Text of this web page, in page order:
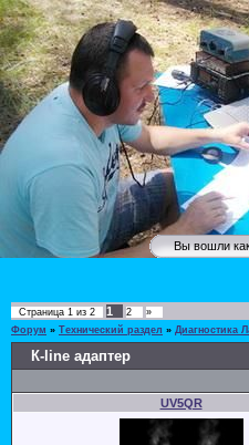
Вы вошли
Страница 1 из 2 1 2
»
Форум » Технический раздел » Диагностика
К-line адаптер
UV5QR